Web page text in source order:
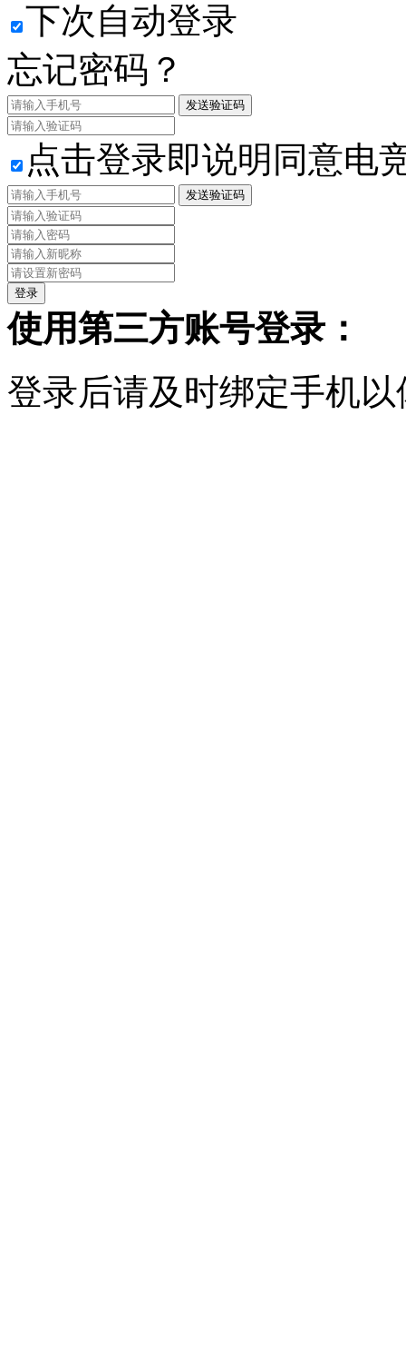
下次自动登录
忘记密码？
发送验证码
点击登录即说明同意电
发送验证码
使用第三方账号登录：
登录后请及时绑定手机